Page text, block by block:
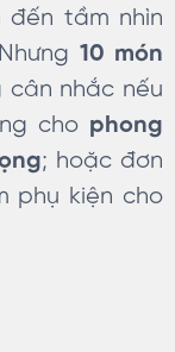
đến tầm nhìn
10 món
nhắc nếu
cho phong
; hoặc đơn
phụ kiện cho